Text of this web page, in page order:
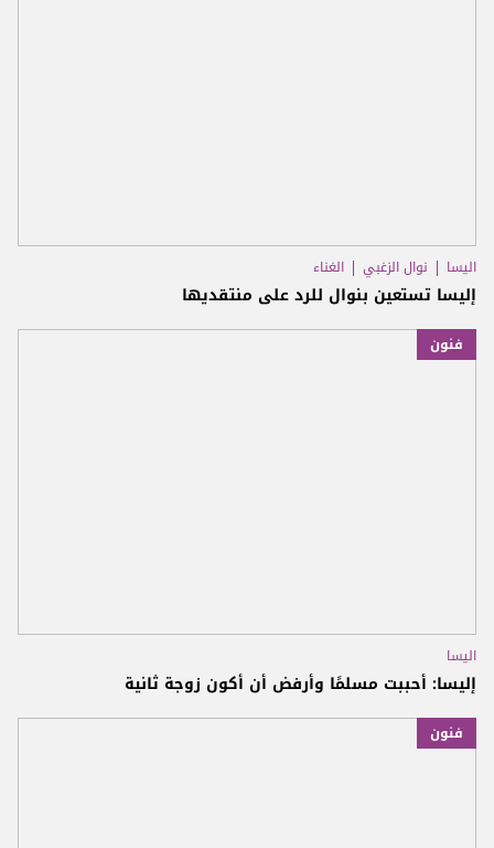
اليسا نوال الزغبي الغناء
إليسا تستعين بنوال للرد على منتقديها
فنون
اليسا
إليسا: أحببت مسلمًا وأرفض أن أكون زوجة ثانية
فنون